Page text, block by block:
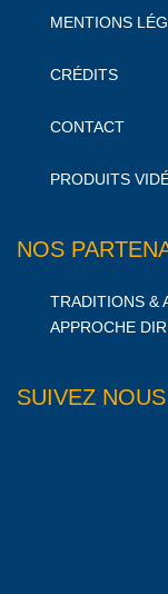
MENTIONS
CRÉDITS
CONTACT
PRODUITS
NOS
TRADITIONS &
APPROCHE
SUIVEZ NOUS